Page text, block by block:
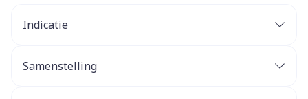
Indicatie
Samenstelling